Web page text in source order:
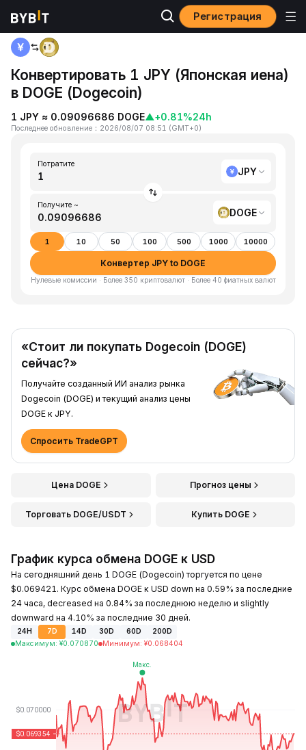
Регистрация
Главная
Конвертировать 1 JPY (Японская иена)
в DOGE (Dogecoin)
1 JPY ≈ 0.09096686 DOGE▲+0.81%24h
Последнее обновление ： 2026/08/07 08:51 (GMT+0)
Потратите
JPY
Получите ~
DOGE
1 10 50 100 500 1000 10000
Конвертер JPY to DOGE
Нулевые комиссии · Более 350 криптовалют · Более 40 фиатных валют
«Стоит ли покупать Dogecoin (DOGE)
сейчас?»
Получайте созданный ИИ анализ рынка
Dogecoin (DOGE) и текущий анализ цены
DOGE к JPY.
Спросить TradeGPT
Цена DOGE Прогноз цены
Торговать DOGE/USDT Купить DOGE
График курса обмена DOGE к USD
На сегодняшний день 1 DOGE (Dogecoin) торгуется по цене
$0.069421. Курс обмена DOGE к USD down на 0.59% за последние
24 часа, decreased на 0.84% за последнюю неделю и slightly
downward на 4.10% за последние 30 дней.
24H 7D 14D 30D 60D
200D
Максимум: ¥0.070870 Минимум: ¥0.068404